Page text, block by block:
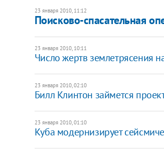
23 января 2010, 11:12
Поисково-спасательная
23 января 2010, 10:11
Число жертв землетрясения
23 января 2010, 02:10
Билл Клинтон займется
23 января 2010, 01:10
Куба модернизирует